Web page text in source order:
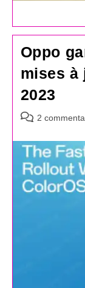
Oppo
mises à
2023
Commentaires
la
publication :
2